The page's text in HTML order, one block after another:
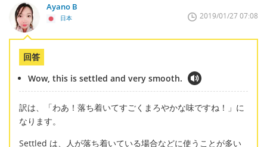
Ayano B
日本 2019/01/27 07:08
回答
Wow, this is settled and very smooth.
訳は、「わあ！落ち着いてすごくまろやかな味ですね！」に
なります。
Settled は、人が落ち着いている場合などに使うことが多い